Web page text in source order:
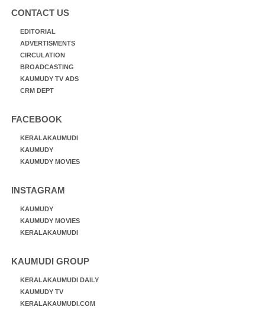
CONTACT US
EDITORIAL
ADVERTISMENTS
CIRCULATION
BROADCASTING
KAUMUDY TV ADS
CRM DEPT
FACEBOOK
KERALAKAUMUDI
KAUMUDY
KAUMUDY MOVIES
INSTAGRAM
KAUMUDY
KAUMUDY MOVIES
KERALAKAUMUDI
KAUMUDI GROUP
KERALAKAUMUDI DAILY
KAUMUDY TV
KERALAKAUMUDI.COM